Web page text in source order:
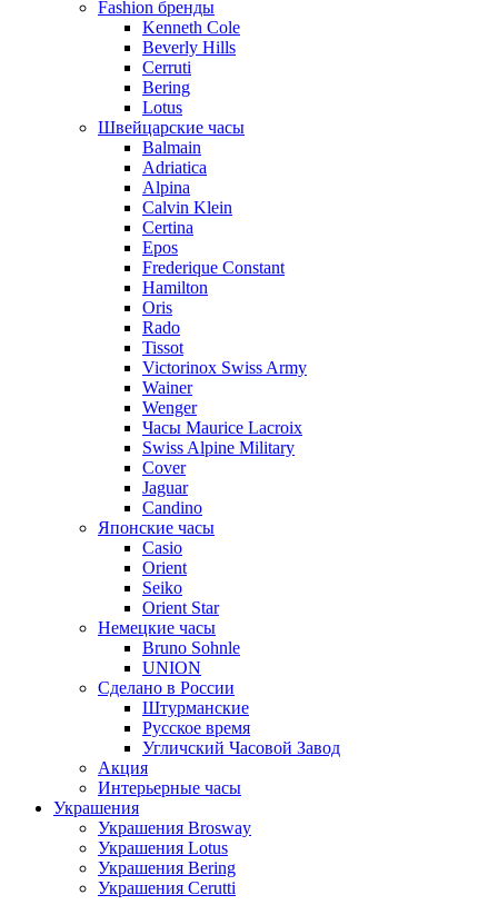
Fashion бренды
Kenneth Cole
Beverly Hills
Cerruti
Bering
Lotus
Швейцарские часы
Balmain
Adriatica
Alpina
Calvin Klein
Certina
Epos
Frederique Constant
Hamilton
Oris
Rado
Tissot
Victorinox Swiss Army
Wainer
Wenger
Часы Maurice Lacroix
Swiss Alpine Military
Cover
Jaguar
Candino
Японские часы
Casio
Orient
Seiko
Orient Star
Немецкие часы
Bruno Sohnle
UNION
Сделано в России
Штурманские
Русское время
Угличский Часовой Завод
Акция
Интерьерные часы
Украшения
Украшения Brosway
Украшения Lotus
Украшения Bering
Украшения Cerutti